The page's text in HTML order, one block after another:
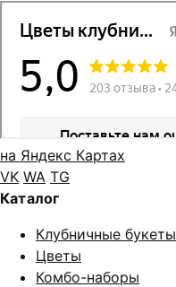
на Яндекс Картах
VK WA TG
Каталог
Клубничные букеты
Цветы
Комбо-наборы